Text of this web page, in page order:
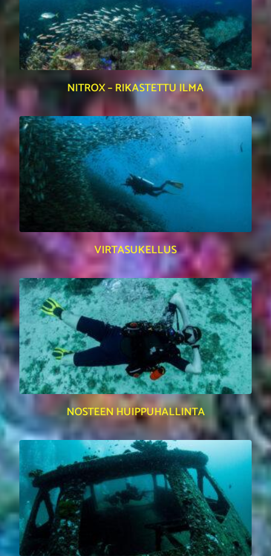
NITROX – RIKASTETTU ILMA
VIRTASUKELLUS
NOSTEEN HUIPPUHALLINTA